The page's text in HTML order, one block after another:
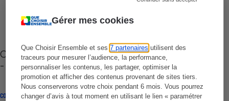
Gérer mes cookies
Que Choisir Ensemble et ses7 partenaires utilisent des
traceurs pour mesurer l’audience, la performance,
personnaliser les contenus, les partager, optimiser la
promotion et afficher des contenus provenant de sites tiers.
Nous conserverons votre choix pendant 6 mois. Vous pourrez
changer d’avis à tout moment en utilisant le lien « paramétrer
Cafetière à capsules zéro déchet CoffeeB (vidéo)
- Premières impressions
CONSEILS